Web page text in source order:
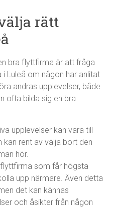
rätt
bra flyttfirma är att fråga
Luleå om någon har anlitat
andras upplevelser, både
ofta bilda sig en bra
upplevelser kan vara till
rent av välja bort den
hör.
som får högsta
upp närmare. Även detta
det kan kännas
och åsikter från någon